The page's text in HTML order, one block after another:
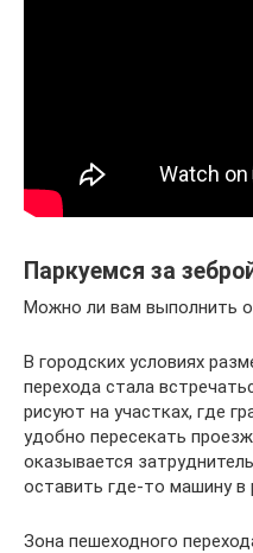
Паркуемся за
Можно ли вам выполнить
В городских условиях
перехода стала
рисуют на участках, где
удобно пересекать
оказывается
оставить где-то машину в
Зона пешеходного